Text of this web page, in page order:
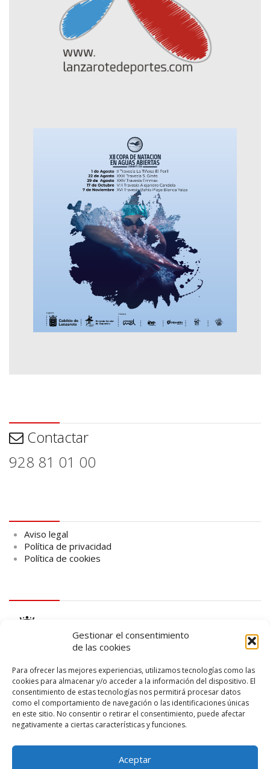
Gestionar el consentimiento
de las cookies
Para ofrecer las mejores experiencias, utilizamos tecnologías como las
cookies para almacenar y/o acceder a la información del dispositivo. El
consentimiento de estas tecnologías nos permitirá procesar datos
como el comportamiento de navegación o las identificaciones únicas
en este sitio. No consentir o retirar el consentimiento, puede afectar
negativamente a ciertas características y funciones.
Aceptar
Contactar
928 81 01 00
Aviso legal
Política de privacidad
Política de cookies
logo SID